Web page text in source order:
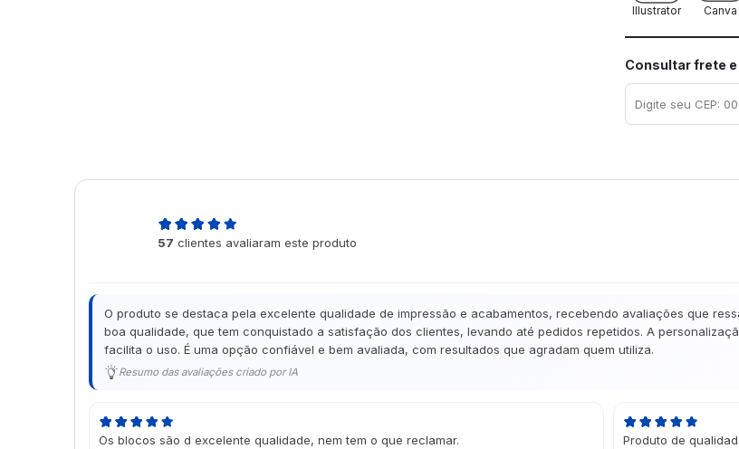
Illustrator Canva
Consultar frete
57 clientes avaliaram este produto
O produto se destaca pela excelente qualidade de impressão e acabamentos, recebendo avaliações que
boa qualidade, que tem conquistado a satisfação dos clientes, levando até pedidos repetidos. A
facilita o uso. É uma opção confiável e bem avaliada, com resultados que agradam quem utiliza.
Resumo das avaliações criado por IA
Os blocos são d excelente qualidade, nem tem o que reclamar. Produto de